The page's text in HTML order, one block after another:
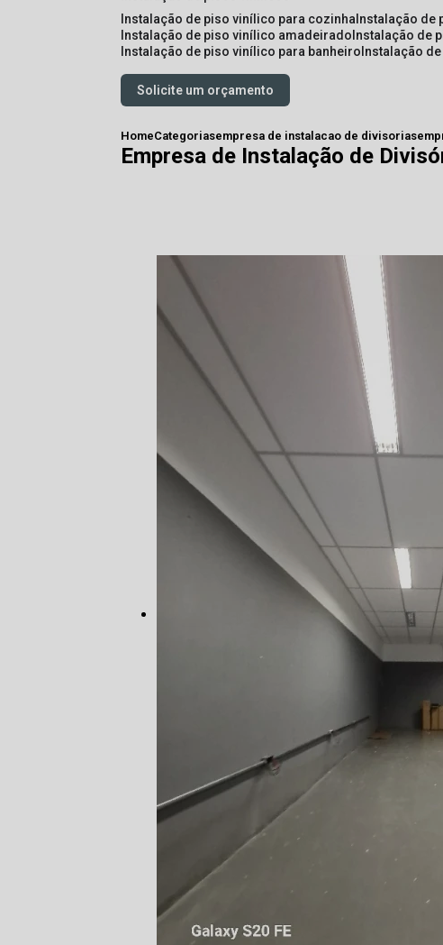
instalação de piso vinílico para cozinha instalação
instalação de piso vinílico amadeirado instalação de
instalação de piso vinílico para banheiro instalação
Solicite um orçamento
HomeCategoriasempresa de instalacao de divisorias
Empresa de Instalação de